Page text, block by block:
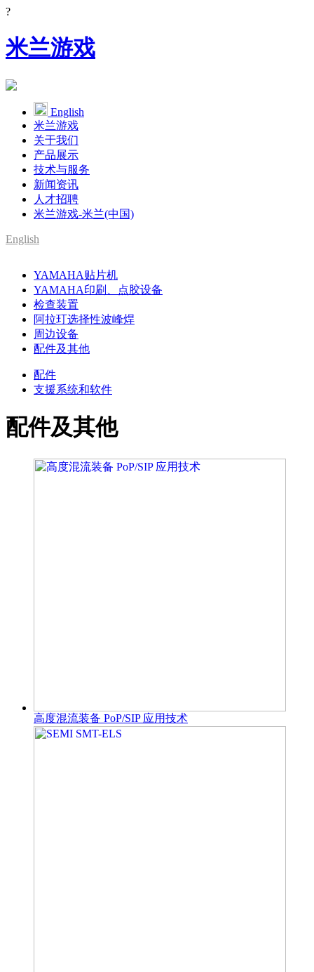
?
米兰游戏
English
米兰游戏
关于我们
产品展示
技术与服务
新闻资讯
人才招聘
米兰游戏-米兰(中国)
English
YAMAHA代理
YAMAHA贴片机
YAMAHA印刷、点胶设备
检查装置
阿拉玎选择性波峰焊
周边设备
配件及其他
配件
支援系统和软件
配件及其他
高度混流装备 PoP/SIP 应用技术